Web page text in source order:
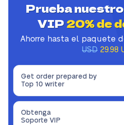
Prueba
VIP20% de
Ahorre hasta el paquete
USD 29.98
Get order prepared by
Top 10 writer
Obtenga
Soporte VIP